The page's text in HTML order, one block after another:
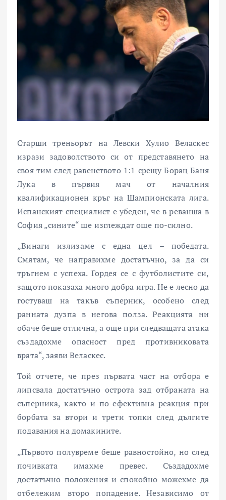
Старши треньорът на Левски Хулио Веласкес
изрази задоволството си от представянето на
своя тим след равенството 1:1 срещу Борац Баня
Лука в първия мач от началния
квалификационен кръг на Шампионската лига.
Испанският специалист е убеден, че в реванша в
София „сините“ ще изглеждат още по-силно.
„Винаги излизаме с една цел – победата.
Смятам, че направихме достатъчно, за да си
тръгнем с успеха. Гордея се с футболистите си,
защото показаха много добра игра. Не е лесно да
гостуваш на такъв съперник, особено след
ранната дузпа в негова полза. Реакцията ни
обаче беше отлична, а още при следващата атака
създадохме опасност пред противниковата
врата“, заяви Веласкес.
Той отчете, че през първата част на отбора е
липсвала достатъчно острота зад отбраната на
съперника, както и по-ефективна реакция при
борбата за втори и трети топки след дългите
подавания на домакините.
„Първото полувреме беше равностойно, но след
почивката имахме превес. Създадохме
достатъчно положения и спокойно можехме да
отбележим второ попадение. Независимо от